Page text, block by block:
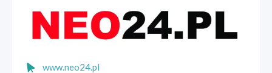
www.neo24.pl